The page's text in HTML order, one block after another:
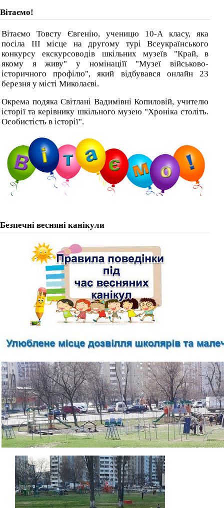
Вітаємо!
Вітаємо Товсту Євгенію, ученицю 10-А класу, яка
посіла ІІІ місце на другому турі Всеукраїнського
конкурсу екскурсоводів шкільних музеїв "Край, в
якому я живу" у номінаціїї "Музеї військово-
історичного профілю", який відбувався онлайн 23
березня у місті Миколаєві.
Окрема подяка Світлані Вадимівні Копиловій, учителю
історії та керівнику шкільного музею "Хроніка століть.
Особистість в історії".
Безпечні весняні канікули